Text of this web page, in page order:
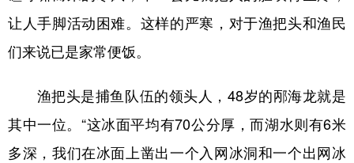
让人手脚活动困难。这样的严寒，对于渔把头和渔民
们来说已是家常便饭。
渔把头是捕鱼队伍的领头人，48岁的邴海龙就是
其中一位。“这冰面平均有70公分厚，而湖水则有6米
多深，我们在冰面上凿出一个入网冰洞和一个出网冰